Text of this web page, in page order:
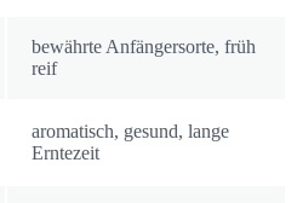
bewährte Anfängersorte, früh
reif
aromatisch, gesund, lange
Erntezeit